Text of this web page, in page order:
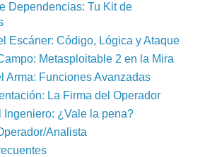
Dependencias: Tu Kit de
Escáner: Código, Lógica y Ataque
Metasploitable 2 en la Mira
Arma: Funciones Avanzadas
La Firma del Operador
Ingeniero: ¿Vale la pena?
Analista